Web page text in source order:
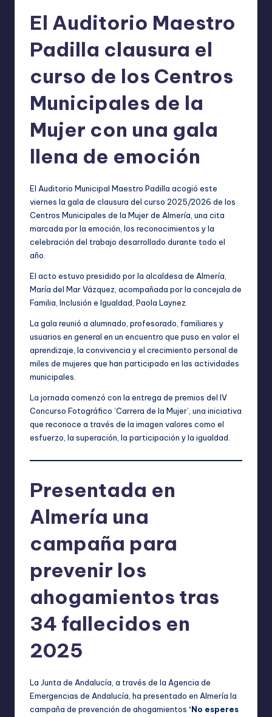
El Auditorio Maestro
Padilla clausura el
curso de los Centros
Municipales de la
Mujer con una gala
llena de emoción
El Auditorio Municipal Maestro Padilla acogió este
viernes la gala de clausura del curso 2025/2026 de los
Centros Municipales de la Mujer de Almería, una cita
marcada por la emoción, los reconocimientos y la
celebración del trabajo desarrollado durante todo el
año.
El acto estuvo presidido por la alcaldesa de Almería,
María del Mar Vázquez, acompañada por la concejala de
Familia, Inclusión e Igualdad, Paola Laynez.
La gala reunió a alumnado, profesorado, familiares y
usuarios en general en un encuentro que puso en valor el
aprendizaje, la convivencia y el crecimiento personal de
miles de mujeres que han participado en las actividades
municipales.
La jornada comenzó con la entrega de premios del IV
Concurso Fotográfico ‘Carrera de la Mujer’, una iniciativa
que reconoce a través de la imagen valores como el
esfuerzo, la superación, la participación y la igualdad.
Presentada en
Almería una
campaña para
prevenir los
ahogamientos tras
34 fallecidos en
2025
La Junta de Andalucía, a través de la Agencia de
Emergencias de Andalucía, ha presentado en Almería la
campaña de prevención de ahogamientos ‘No esperes